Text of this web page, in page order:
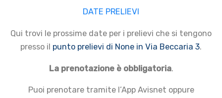
DATE PRELIEVI
Qui trovi le prossime date per i prelievi che si tengono
presso il punto prelievi di None in Via Beccaria 3.
La prenotazione è obbligatoria.
Puoi prenotare tramite l’App Avisnet oppure